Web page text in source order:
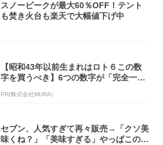
スノーピークが最大60％OFF！テント
も焚き火台も楽天で大幅値下げ中
【昭和43年以前生まれはロト６この数
字を買うべき】6つの数字が「完全一
PR(株式会社MURA)
セブン、人気すぎて再々販売→「クソ美
味くね？」「美味すぎる」やっぱこのク